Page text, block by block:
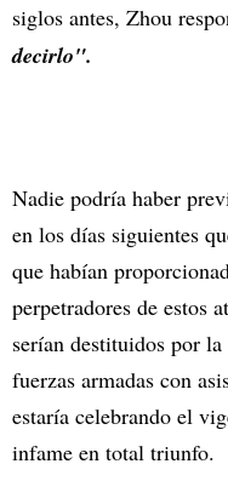
siglos antes, Zhou
decirlo".
Nadie podría haber
en los días siguientes
que habían
perpetradores de estos
serían destituidos por
fuerzas armadas con
estaría celebrando el
infame en total triunfo.